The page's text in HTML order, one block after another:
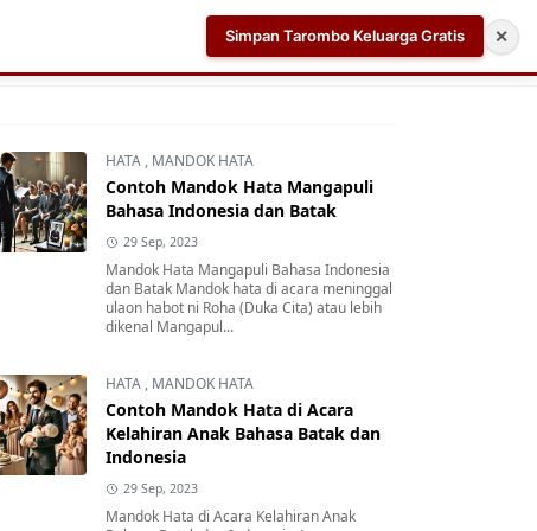
Aplikasi AI Teleprompter dan Pembuat Skrip Video
HATA , MANDOK HATA
Contoh Mandok Hata Mangapuli
Bahasa Indonesia dan Batak
29 Sep, 2023
Mandok Hata Mangapuli Bahasa Indonesia
dan Batak Mandok hata di acara meninggal
ulaon habot ni Roha (Duka Cita) atau lebih
dikenal Mangapul...
HATA , MANDOK HATA
Contoh Mandok Hata di Acara
Kelahiran Anak Bahasa Batak dan
Indonesia
29 Sep, 2023
Mandok Hata di Acara Kelahiran Anak
Simpan Tarombo Keluarga Gratis ✕